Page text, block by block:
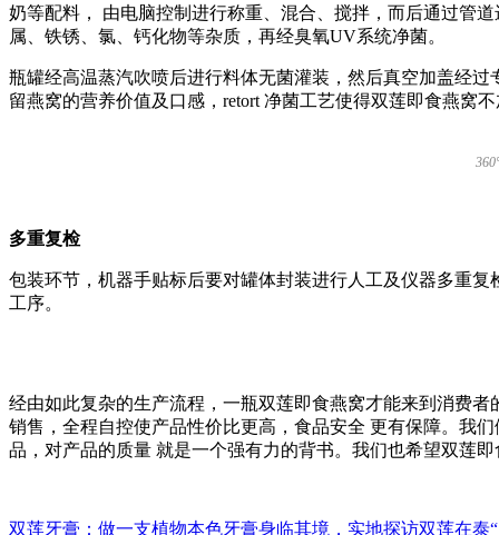
奶等配料， 由电脑控制进行称重、混合、搅拌，而后通过管
属、铁锈、氯、钙化物等杂质，再经臭氧UV系统净菌。
瓶罐经高温蒸汽吹喷后进行料体无菌灌装，然后真空加盖经
留燕窝的营养价值及口感，retort 净菌工艺使得双莲即食燕窝
多重复检
包装环节，机器手贴标后要对罐体封装进行人工及仪器多重
工序。
经由如此复杂的生产流程，一瓶双莲即食燕窝才能来到消费
销售，全程自控使产品性价比更高，食品安全 更有保障。我
品，对产品的质量 就是一个强有力的背书。我们也希望双莲
双莲牙膏：做一支植物本色牙膏身临其境，实地探访双莲在泰